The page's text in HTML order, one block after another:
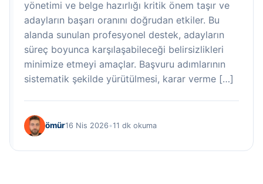
yönetimi ve belge hazırlığı kritik önem taşır ve
adayların başarı oranını doğrudan etkiler. Bu
alanda sunulan profesyonel destek, adayların
süreç boyunca karşılaşabileceği belirsizlikleri
minimize etmeyi amaçlar. Başvuru adımlarının
sistematik şekilde yürütülmesi, karar verme […]
ömür16 Nis 2026 •11 dk okuma